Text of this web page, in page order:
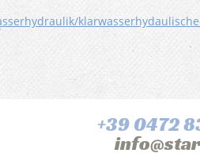
+39 0472